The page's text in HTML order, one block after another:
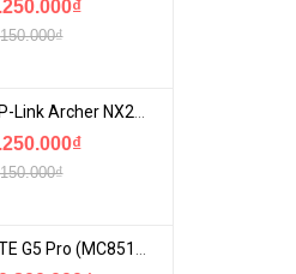
TP-Link Archer NX200 | Bộ Phát WiFi Dùng Sim 5G Tốc Độ Cao Mới FullBox
ZTE G5 Pro (MC8512) | Router 5G WiFi7 Be7200 Hỗ Trợ Băng Tần 6Ghz Cực Mạnh